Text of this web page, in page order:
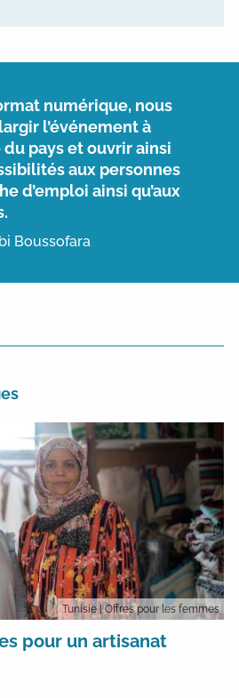
numérique, nous
l’événement à
du pays et ouvrir ainsi
aux personnes
d’emploi ainsi qu’aux
Boussofara
Tunisie | Offres pour les femmes
pour un artisanat